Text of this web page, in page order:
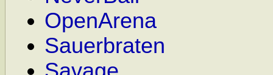
OpenArena
Sauerbraten